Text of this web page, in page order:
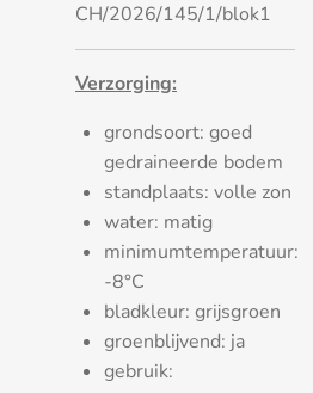
CH/2026/145/1/blok1
Verzorging:
grondsoort: goed
gedraineerde bodem
standplaats: volle zon
water: matig
minimumtemperatuur:
-8°C
bladkleur: grijsgroen
groenblijvend: ja
gebruik: